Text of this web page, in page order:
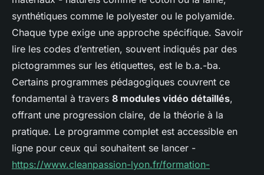
synthétiques comme le polyester ou le polyamide.
Chaque type exige une approche spécifique. Savoir
lire les codes d’entretien, souvent indiqués par des
pictogrammes sur les étiquettes, est le b.a.-ba.
Certains programmes pédagogiques couvrent ce
fondamental à travers 8 modules vidéo détaillés,
offrant une progression claire, de la théorie à la
pratique. Le programme complet est accessible en
ligne pour ceux qui souhaitent se lancer -
https://www.cleanpassion-lyon.fr/formation-